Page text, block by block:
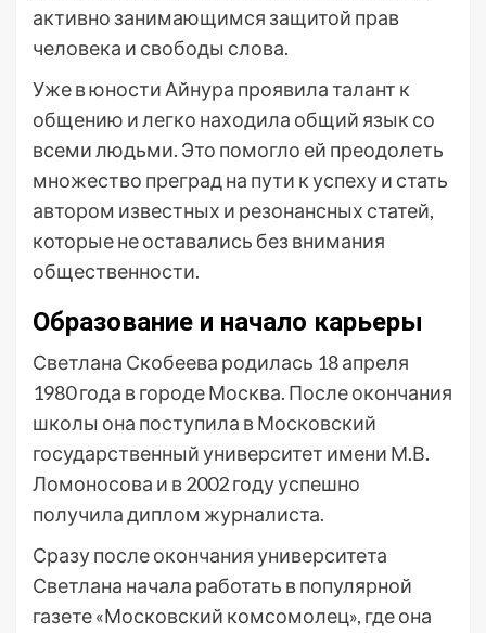
активно занимающимся защитой прав
человека и свободы слова.
Уже в юности Айнура проявила талант к
общению и легко находила общий язык со
всеми людьми. Это помогло ей преодолеть
множество преград на пути к успеху и стать
автором известных и резонансных статей,
которые не оставались без внимания
общественности.
Образование и начало карьеры
Светлана Скобеева родилась 18 апреля
1980 года в городе Москва. После окончания
школы она поступила в Московский
государственный университет имени М.В.
Ломоносова и в 2002 году успешно
получила диплом журналиста.
Сразу после окончания университета
Светлана начала работать в популярной
газете «Московский комсомолец», где она